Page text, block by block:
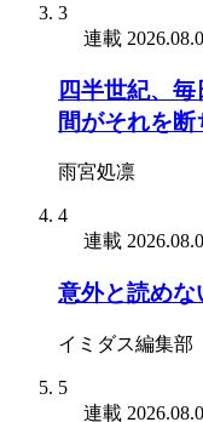
3
連載
四半世紀、
間がそれを
雨宮処凛
4
連載
意外と読めな
イミダス編集部
5
連載